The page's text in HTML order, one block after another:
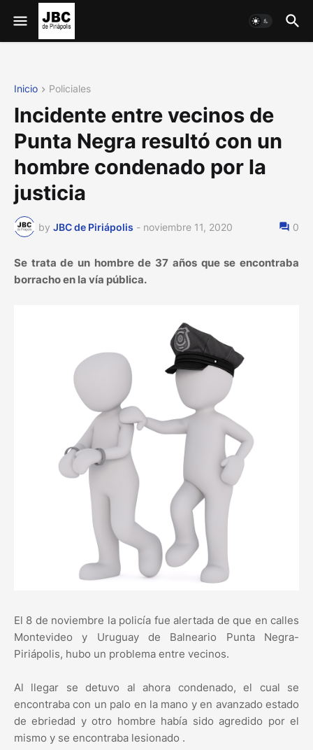
Inicio Policiales
Incidente entre vecinos de
Punta Negra resultó con un
hombre condenado por la
justicia
by JBC de Piriápolis - noviembre 11, 2020 0
Se trata de un hombre de 37 años que se encontraba
borracho en la vía pública.
El 8 de noviembre la policía fue alertada de que en calles
Montevideo y Uruguay de Balneario Punta Negra-
Piriápolis, hubo un problema entre vecinos.
Al llegar se detuvo al ahora condenado, el cual se
encontraba con un palo en la mano y en avanzado estado
de ebriedad y otro hombre había sido agredido por el
mismo y se encontraba lesionado .